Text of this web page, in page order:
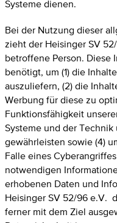
Systeme dienen.
Bei der Nutzung dieser
zieht der Heisinger SV
betroffene Person.
benötigt, um (1) die
auszuliefern, (2) die
Werbung für diese zu
Funktionsfähigkeit
Systeme und der
gewährleisten sowie (4)
Falle eines
notwendigen
erhobenen Daten und
Heisinger SV 52/96 e.V.
ferner mit dem Ziel